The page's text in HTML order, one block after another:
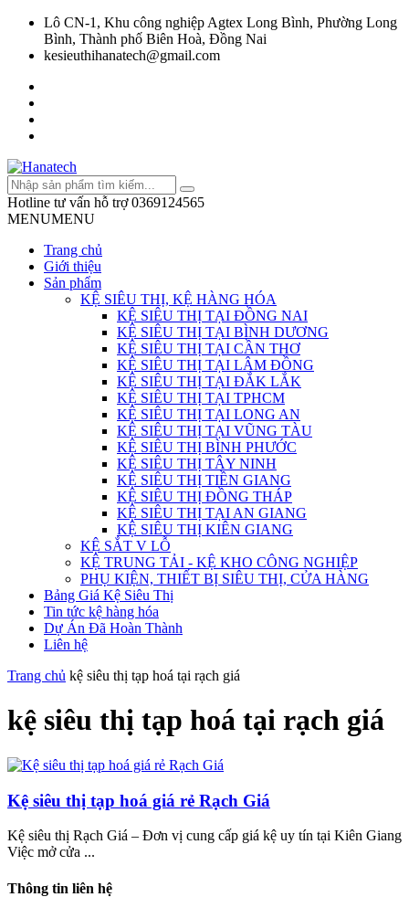
Lô CN-1, Khu công nghiệp Agtex Long Bình, Phường Long
Bình, Thành phố Biên Hoà, Đồng Nai
kesieuthihanatech@gmail.com
Hotline tư vấn hỗ trợ 0369124565
MENUMENU
Trang chủ
Giới thiệu
Sản phẩm
KỆ SIÊU THỊ, KỆ HÀNG HÓA
KỆ SIÊU THỊ TẠI ĐỒNG NAI
KỆ SIÊU THỊ TẠI BÌNH DƯƠNG
KỆ SIÊU THỊ TẠI CẦN THƠ
KỆ SIÊU THỊ TẠI LÂM ĐỒNG
KỆ SIÊU THỊ TẠI ĐẮK LẮK
KỆ SIÊU THỊ TẠI TPHCM
KỆ SIÊU THỊ TẠI LONG AN
KỆ SIÊU THỊ TẠI VŨNG TÀU
KỆ SIÊU THỊ BÌNH PHƯỚC
KỆ SIÊU THỊ TÂY NINH
KỆ SIÊU THỊ TIỀN GIANG
KỆ SIÊU THỊ ĐỒNG THÁP
KỆ SIÊU THỊ TẠI AN GIANG
KỆ SIÊU THỊ KIÊN GIANG
KỆ SẮT V LỖ
KỆ TRUNG TẢI - KỆ KHO CÔNG NGHIỆP
PHỤ KIỆN, THIẾT BỊ SIÊU THỊ, CỬA HÀNG
Bảng Giá Kệ Siêu Thị
Tin tức kệ hàng hóa
Dự Án Đã Hoàn Thành
Liên hệ
Trang chủ kệ siêu thị tạp hoá tại rạch giá
kệ siêu thị tạp hoá tại rạch giá
Kệ siêu thị tạp hoá giá rẻ Rạch Giá
Kệ siêu thị Rạch Giá – Đơn vị cung cấp giá kệ uy tín tại Kiên Giang
Việc mở cửa ...
Thông tin liên hệ